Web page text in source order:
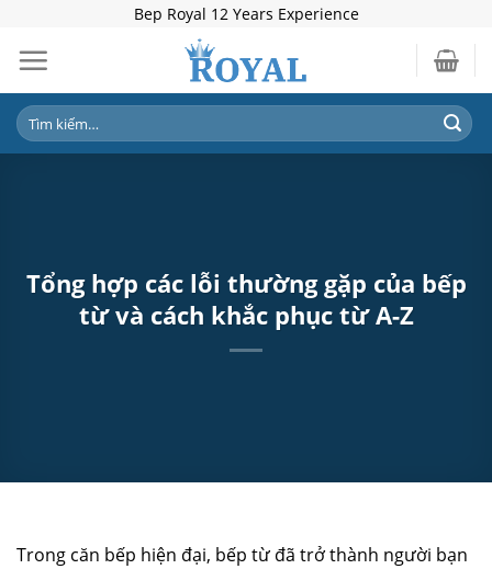
content
Bep Royal 12 Years Experience
Tìm
kiếm:
Tổng hợp các lỗi thường gặp của bếp
từ và cách khắc phục từ A-Z
Trong căn bếp hiện đại, bếp từ đã trở thành người bạn